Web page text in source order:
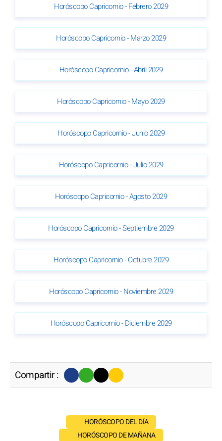
Horóscopo Capricornio - Febrero 2029
Horóscopo Capricornio - Marzo 2029
Horóscopo Capricornio - Abril 2029
Horóscopo Capricornio - Mayo 2029
Horóscopo Capricornio - Junio 2029
Horóscopo Capricornio - Julio 2029
Horóscopo Capricornio - Agosto 2029
Horóscopo Capricornio - Septiembre 2029
Horóscopo Capricornio - Octubre 2029
Horóscopo Capricornio - Noviembre 2029
Horóscopo Capricornio - Diciembre 2029
Compartir :
HORÓSCOPO DEL DÍA
HORÓSCOPO DE MAÑANA